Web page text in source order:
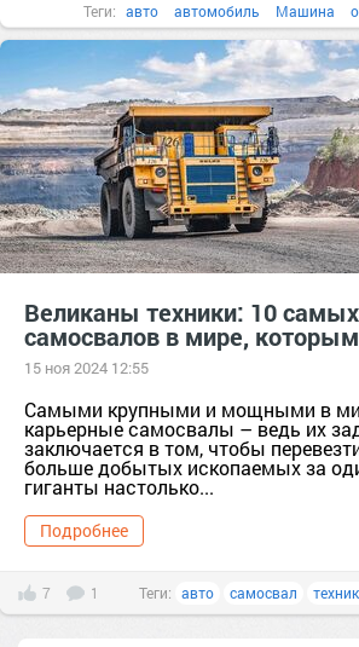
Теги: авто автомобиль Машина
размер кроссовер бездорожье
Великаны техники: 10
самосвалов в мире,
15 ноя 2024 12:55
Самыми крупными и мощными в
карьерные самосвалы – ведь их
заключается в том, чтобы
больше добытых ископаемых за
гиганты настолько...
Подробнее
7 1 Теги: авто самосвал